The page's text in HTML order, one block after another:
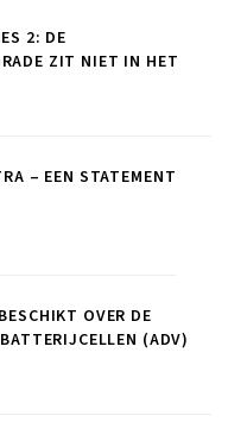
2: DE
ZIT NIET IN HET
– EEN STATEMENT
OVER DE
(ADV)